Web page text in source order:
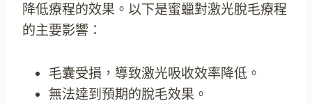
降低療程的效果。以下是蜜蠟對激光脫毛療程
的主要影響：
毛囊受損，導致激光吸收效率降低。
無法達到預期的脫毛效果。